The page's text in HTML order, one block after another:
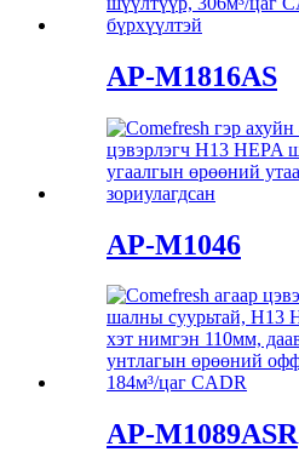
AP-M1816AS
AP-M1046
AP-M1089ASR